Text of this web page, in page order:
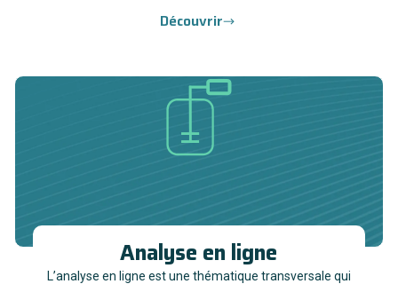
Découvrir
Analyse en ligne
L’analyse en ligne est une thématique transversale qui